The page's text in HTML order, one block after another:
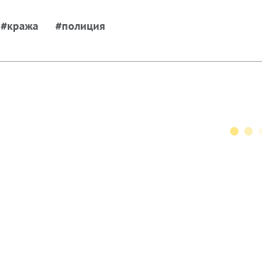
#кража #полиция